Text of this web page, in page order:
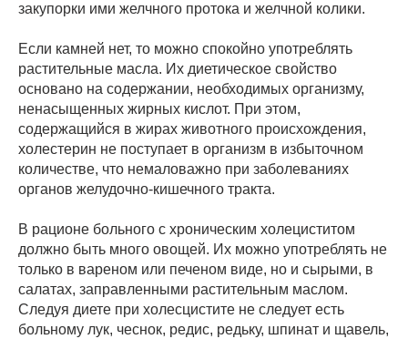
закупорки ими желчного протока и желчной колики.
Если камней нет, то можно спокойно употреблять
растительные масла. Их диетическое свойство
основано на содержании, необходимых организму,
ненасыщенных жирных кислот. При этом,
содержащийся в жирах животного происхождения,
холестерин не поступает в организм в избыточном
количестве, что немаловажно при заболеваниях
органов желудочно-кишечного тракта.
В рационе больного с хроническим холециститом
должно быть много овощей. Их можно употреблять не
только в вареном или печеном виде, но и сырыми, в
салатах, заправленными растительным маслом.
Следуя диете при холесцистите не следует есть
больному лук, чеснок, редис, редьку, шпинат и щавель,